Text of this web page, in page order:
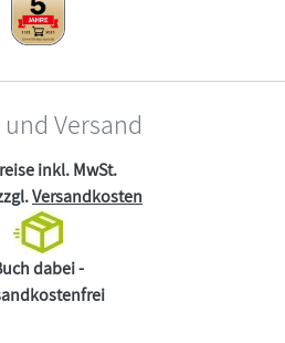
Versand
inkl. MwSt.
Versandkosten
dabei -